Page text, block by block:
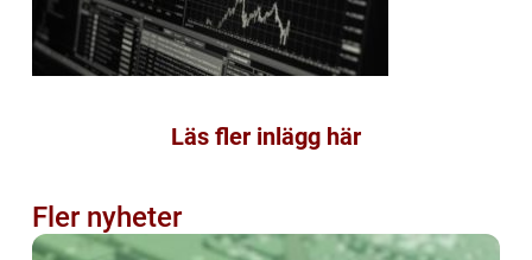
Läs fler inlägg här
Fler nyheter